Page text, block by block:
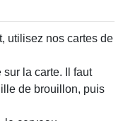
utilisez nos cartes de
la carte. Il faut
de brouillon, puis